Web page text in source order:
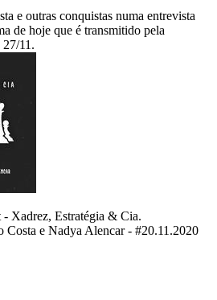
e outras conquistas numa entrevista
de hoje que é transmitido pela
11.
- Xadrez, Estratégia & Cia.
Costa e Nadya Alencar - #20.11.2020